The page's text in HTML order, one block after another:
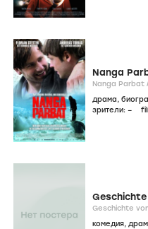
Nanga
Nanga Parbat /
драма,
зрители: –
комедия,